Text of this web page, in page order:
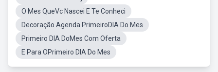
O Mes QueVc Nascei E Te Conheci
Decoração Agenda PrimeiroDIA Do Mes
Primeiro DIA DoMes Com Oferta
E Para OPrimeiro DIA Do Mes